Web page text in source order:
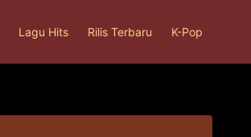
Lagu Hits Rilis Terbaru K-Pop